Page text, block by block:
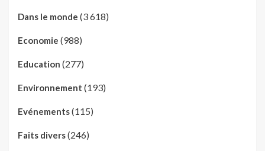
Dans le monde (3 618)
Economie (988)
Education (277)
Environnement (193)
Evénements(115)
Faits divers(246)